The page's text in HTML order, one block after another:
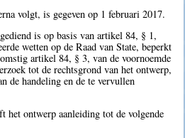
volgt, is gegeven op 1 februari 2017.
is op basis van artikel 84, § 1,
wetten op de Raad van State, beperkt
artikel 84, § 3, van de voornoemde
tot de rechtsgrond van het ontwerp,
de handeling en de te vervullen
het ontwerp aanleiding tot de volgende